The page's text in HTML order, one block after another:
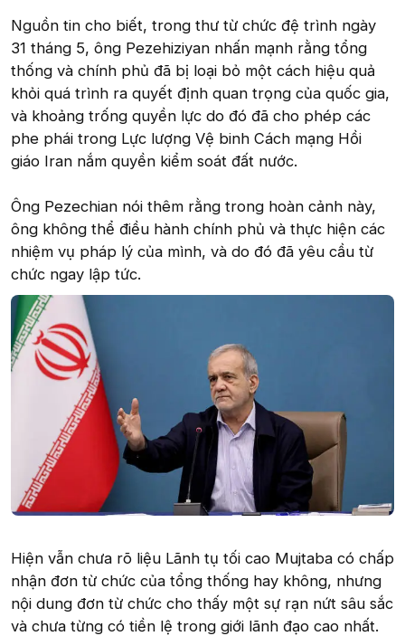
Nguồn tin cho biết, trong thư từ chức đệ trình ngày
31 tháng 5, ông Pezehiziyan nhấn mạnh rằng tổng
thống và chính phủ đã bị loại bỏ một cách hiệu quả
khỏi quá trình ra quyết định quan trọng của quốc gia,
và khoảng trống quyền lực do đó đã cho phép các
phe phái trong Lực lượng Vệ binh Cách mạng Hồi
giáo Iran nắm quyền kiểm soát đất nước.
Ông Pezechian nói thêm rằng trong hoàn cảnh này,
ông không thể điều hành chính phủ và thực hiện các
nhiệm vụ pháp lý của mình, và do đó đã yêu cầu từ
chức ngay lập tức.
Hiện vẫn chưa rõ liệu Lãnh tụ tối cao Mujtaba có chấp
nhận đơn từ chức của tổng thống hay không, nhưng
nội dung đơn từ chức cho thấy một sự rạn nứt sâu sắc
và chưa từng có tiền lệ trong giới lãnh đạo cao nhất.